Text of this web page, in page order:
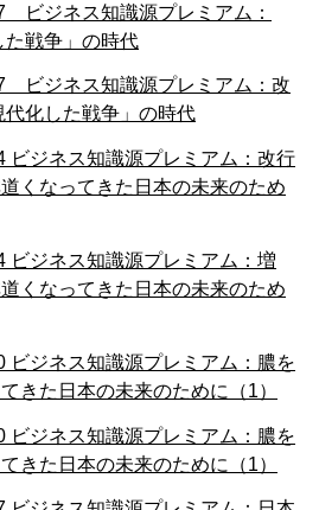
ビジネス知識源プレミアム：
た戦争」の時代
ビジネス知識源プレミアム：改
化した戦争」の時代
ビジネス知識源プレミアム：改行
くなってきた日本の未来のため
ビジネス知識源プレミアム：増
くなってきた日本の未来のため
ビジネス知識源プレミアム：膿を
きた日本の未来のために（1）
ビジネス知識源プレミアム：膿を
きた日本の未来のために（1）